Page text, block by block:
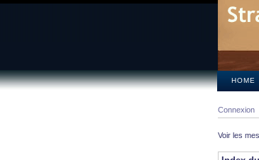
HOME
Connexion
Voir les